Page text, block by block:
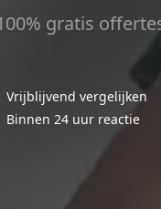
gratis
Vrijblijvend vergelijken
Binnen 24 uur reactie